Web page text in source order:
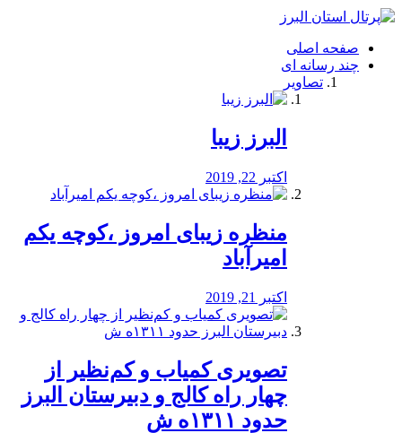
فصد
شرق
تهران
خشکشویی
صفحه اصلی
چند رسانه ای
تصاویر
البرز زیبا
اکتبر 22, 2019
منظره‌‌ زیبای امروز ،کوچه یکم
امیرآباد
اکتبر 21, 2019
️تصویری کمیاب و کم‌نظیر از
چهار راه كالج و دبيرستان البرز
حدود ۱۳۱۱ه ش